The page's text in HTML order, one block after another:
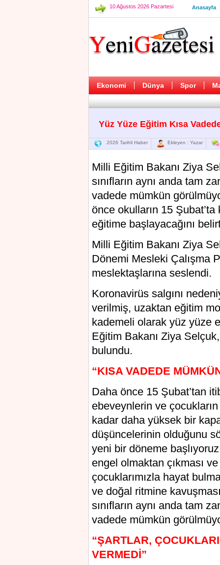
10 Ağustos 2026 Pazartesi Anasayfa
Ekonomi Dünya Spor
Yüz Yüze Eğitim Kısa
2026 Tarihli Haber Ekleyen : Yazar
Milli Eğitim Bakanı Ziya
sınıfların aynı anda tam
vadede mümkün
önce okulların 15
eğitime başlayacağını
Milli Eğitim Bakanı Ziya
Dönemi Mesleki Çalışma
meslektaşlarına seslendi.
Koronavirüs salgını
verilmiş, uzaktan eğitim
kademeli olarak yüz yüze
Eğitim Bakanı Ziya
bulundu.
“KISA VADEDE
Daha önce 15 Şubat’tan
ebeveynlerin ve
kadar daha yüksek bir
düşüncelerinin olduğunu
yeni bir döneme
engel olmaktan çıkması
çocuklarımızla hayat
ve doğal ritmine
sınıfların aynı anda tam
vadede mümkün
“ŞARTLAR,
VERMEDİ”